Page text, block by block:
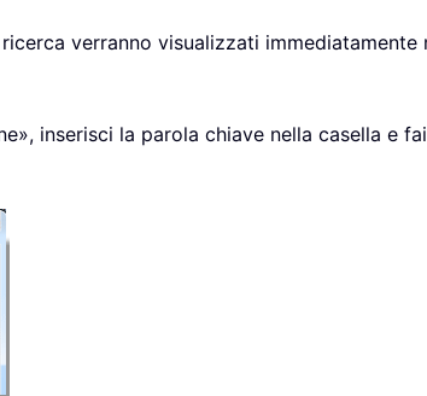
verranno visualizzati immediatamente
inserisci la parola chiave nella casella e